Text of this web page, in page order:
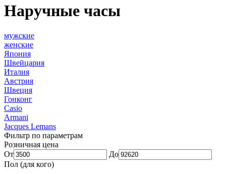
Наручные часы
мужские
женские
Япония
Швейцария
Италия
Австрия
Швеция
Гонконг
Casio
Armani
Jacques Lemans
Фильтр по параметрам
Розничная цена
От
До
Пол (для кого)